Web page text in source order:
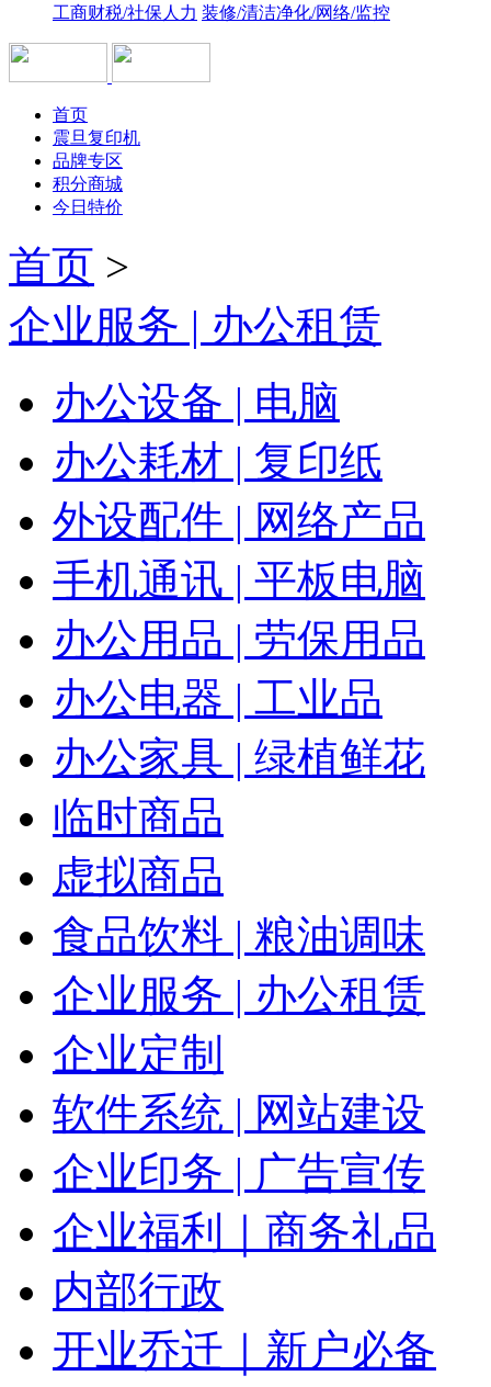
工商财税/社保人力 装修/清洁净化/网络/监控
首页
震旦复印机
品牌专区
积分商城
今日特价
首页 >
企业服务 | 办公租赁
办公设备 | 电脑
办公耗材 | 复印纸
外设配件 | 网络产品
手机通讯 | 平板电脑
办公用品 | 劳保用品
办公电器 | 工业品
办公家具 | 绿植鲜花
临时商品
虚拟商品
食品饮料 | 粮油调味
企业服务 | 办公租赁
企业定制
软件系统 | 网站建设
企业印务 | 广告宣传
企业福利｜商务礼品
内部行政
开业乔迁｜新户必备